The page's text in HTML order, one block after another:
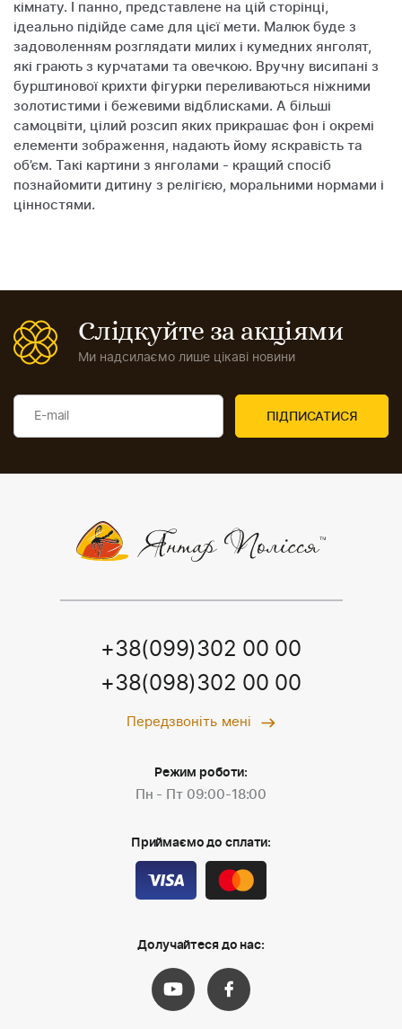
кімнату. І панно, представлене на цій сторінці,
ідеально підійде саме для цієї мети. Малюк буде з
задоволенням розглядати милих і кумедних янголят,
які грають з курчатами та овечкою. Вручну висипані з
бурштинової крихти фігурки переливаються ніжними
золотистими і бежевими відблисками. А більші
самоцвіти, цілий розсип яких прикрашає фон і окремі
елементи зображення, надають йому яскравість та
об’єм. Такі картини з янголами - кращий спосіб
познайомити дитину з релігією, моральними нормами і
цінностями.
Слідкуйте за акціями
Ми надсилаємо лише цікаві новини
+38(099)302 00 00
+38(098)302 00 00
Передзвоніть мені
Режим роботи:
Пн - Пт 09:00-18:00
Приймаємо до сплати:
Долучайтеся до нас: